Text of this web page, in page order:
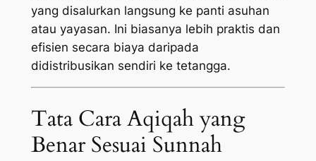
yang disalurkan langsung ke panti asuhan
atau yayasan. Ini biasanya lebih praktis dan
efisien secara biaya daripada
didistribusikan sendiri ke tetangga.
Tata Cara Aqiqah yang
Benar Sesuai Sunnah